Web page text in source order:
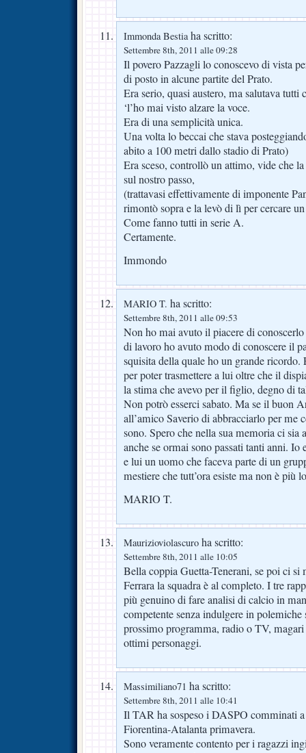
Immonda Bestiaha scritto:
Settembre 8th, 2011 alle 09:28
Il povero Pazzagli lo conoscevo di vista
di posto in alcune partite del Prato.
Era serio, quasi austero, ma salutava tutti
‘l’ho mai visto alzare la voce.
Era di una semplicità unica.
Una volta lo beccai che stava
abito a 100 metri dallo stadio di Prato)
Era sceso, controllò un attimo, vide che
sul nostro passo,
(trattavasi effettivamente di imponente
rimontò sopra e la levò di lì per cercare
Come fanno tutti in serie A.
Certamente.
Immondo
MARIO T. ha scritto:
Settembre 8th, 2011 alle 09:53
Non ho mai avuto il piacere di
di lavoro ho avuto modo di conoscere il
squisita della quale ho un grande ricordo.
per poter trasmettere a lui oltre che il
la stima che avevo per il figlio, degno di
Non potrò esserci sabato. Ma se il buon
all’amico Saverio di abbracciarlo per me
sono. Spero che nella sua memoria ci sia
anche se ormai sono passati tanti anni.
e lui un uomo che faceva parte di un
mestiere che tutt’ora esiste ma non è più
MARIO T.
Maurizioviolascuro ha scritto:
Settembre 8th, 2011 alle 10:05
Bella coppia Guetta-Tenerani, se poi ci si
Ferrara la squadra è al completo. I tre
più genuino di fare analisi di calcio in
competente senza indulgere in polemiche
prossimo programma, radio o TV,
ottimi personaggi.
Massimiliano71 ha scritto:
Settembre 8th, 2011 alle 10:41
Il TAR ha sospeso i DASPO comminati
Fiorentina-Atalanta primavera.
Sono veramente contento per i ragazzi